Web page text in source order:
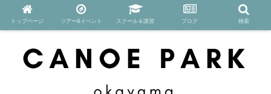
トップページ ツアー&イベント スクール＆講習 ブログ 検索